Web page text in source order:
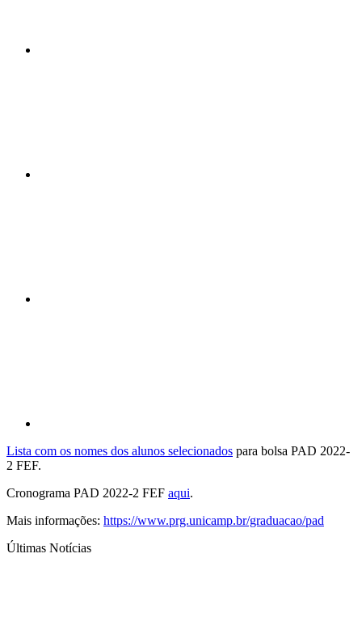
Lista com os nomes dos alunos selecionados para bolsa PAD 2022-
2 FEF.
Cronograma PAD 2022-2 FEF aqui.
Mais informações: https://www.prg.unicamp.br/graduacao/pad
Últimas Notícias